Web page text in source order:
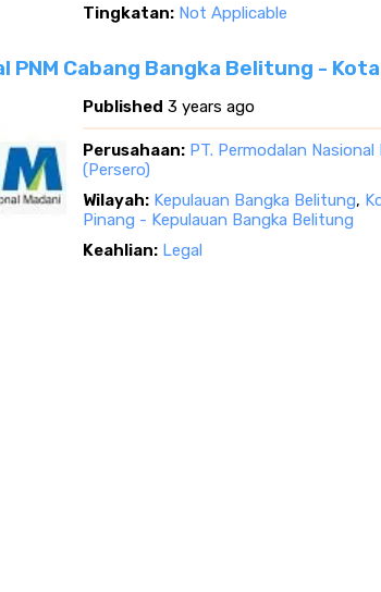
Tingkatan: Not Applicable
PNM Cabang Bangka Belitung -
Published 3 years ago
Perusahaan: PT. Permodalan Nasional
(Persero)
Wilayah: Kepulauan Bangka Belitung,
Pinang - Kepulauan Bangka Belitung
Keahlian: Legal